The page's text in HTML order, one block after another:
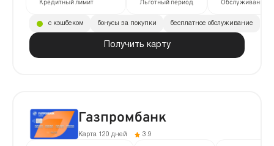
Кредитный лимит Льготный период Обслуживание
Получить карту
с кэшбеком бонусы за покупки бесплатное обслуживание
Газпромбанк
Карта 120 дней 3.9